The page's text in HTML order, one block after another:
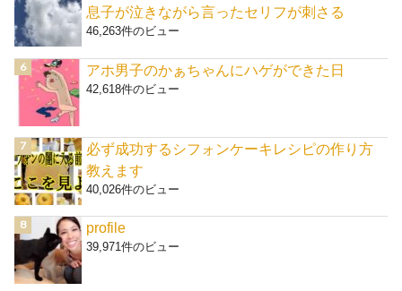
息子が泣きながら言ったセリフが刺さる
46,263件のビュー
アホ男子のかぁちゃんにハゲができた日
42,618件のビュー
必ず成功するシフォンケーキレシピの作り方
教えます
40,026件のビュー
profile
39,971件のビュー